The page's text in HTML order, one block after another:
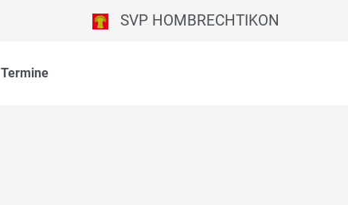
SVP HOMBRECHTIKON
Termine